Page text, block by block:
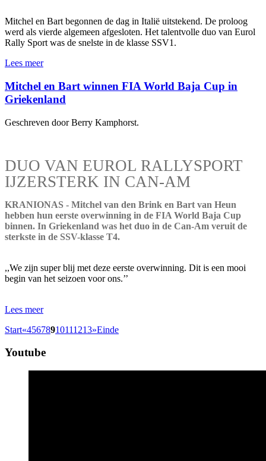
Mitchel en Bart begonnen de dag in Italië uitstekend. De proloog
werd als vierde algemeen afgesloten. Het talentvolle duo van Eurol
Rally Sport was de snelste in de klasse SSV1.
Lees meer
Mitchel en Bart winnen FIA World Baja Cup in
Griekenland
Geschreven door Berry Kamphorst.
DUO VAN EUROL RALLYSPORT
IJZERSTERK IN CAN-AM
KRANIONAS - Mitchel van den Brink en Bart van Heun
hebben hun eerste overwinning in de FIA World Baja Cup
binnen. In Griekenland was het duo in de Can-Am veruit de
sterkste in de SSV-klasse T4.
,,We zijn super blij met deze eerste overwinning. Dit is een mooi
begin van het seizoen voor ons.’’
Lees meer
Start«45678910111213»Einde
Youtube